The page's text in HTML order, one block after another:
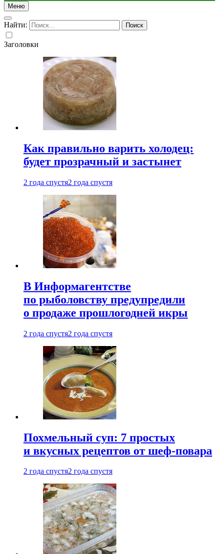
Меню
Найти:
Заголовки
Как правильно варить холодец:
будет прозрачный и застынет
2 года спустя2 года спустя
В Информагентстве
по рыболовству предупредили
о продаже прошлогодней икры
2 года спустя2 года спустя
Похмельный суп: 7 простых
и вкусных рецептов от шеф-повара
2 года спустя2 года спустя